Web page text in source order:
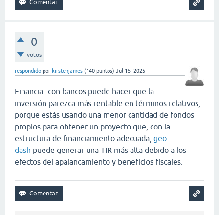
0
votos
respondido por kirstenjames (140 puntos) Jul 15, 2025
Financiar con bancos puede hacer que la
inversión parezca más rentable en términos relativos,
porque estás usando una menor cantidad de fondos
propios para obtener un proyecto que, con la
estructura de financiamiento adecuada, geo
dash puede generar una TIR más alta debido a los
efectos del apalancamiento y beneficios fiscales.